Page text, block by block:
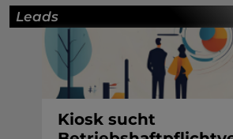
Leads
Kiosk sucht